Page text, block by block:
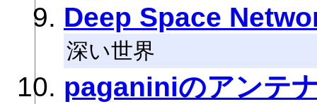
Deep Space
深い世界
paganiniのアンテ